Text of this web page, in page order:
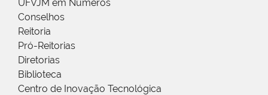
UFVJM em Números
Conselhos
Reitoria
Pró-Reitorias
Diretorias
Biblioteca
Centro de Inovação Tecnológica